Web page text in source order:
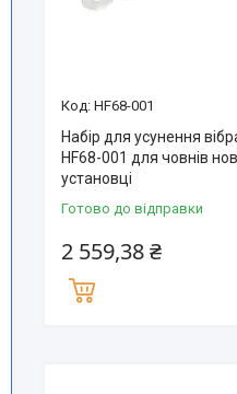
HF68-001
Набір для усунення
HF68-001 для човнів
установці
Готово до відправки
2 559,38 ₴